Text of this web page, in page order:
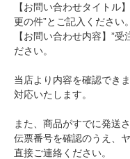
【お問い合わせタイトル
更の件”とご記入ください。
【お問い合わせ内容】”
ださい。
当店より内容を確認でき
対応いたします。
また、商品がすでに発送
伝票番号を確認のうえ、
直接ご連絡ください。